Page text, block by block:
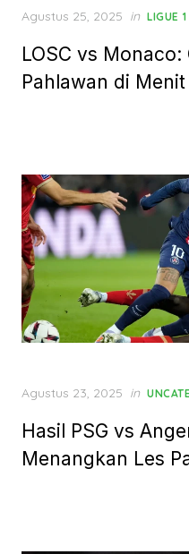
Posted
Agustus 25, 2025 in LIGUE 1
LOSC vs
Pahlawan di
Posted
Agustus 23, 2025 in
Hasil PSG vs
Menangkan Les